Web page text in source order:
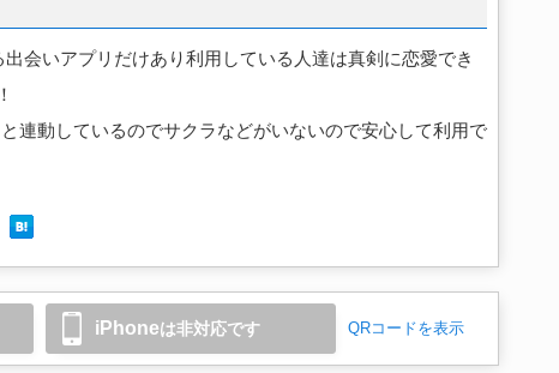
会いアプリだけあり利用している人達は真剣に恋愛でき
連動しているのでサクラなどがいないので安心して利用で
iPhoneは非対応です QRコードを表示